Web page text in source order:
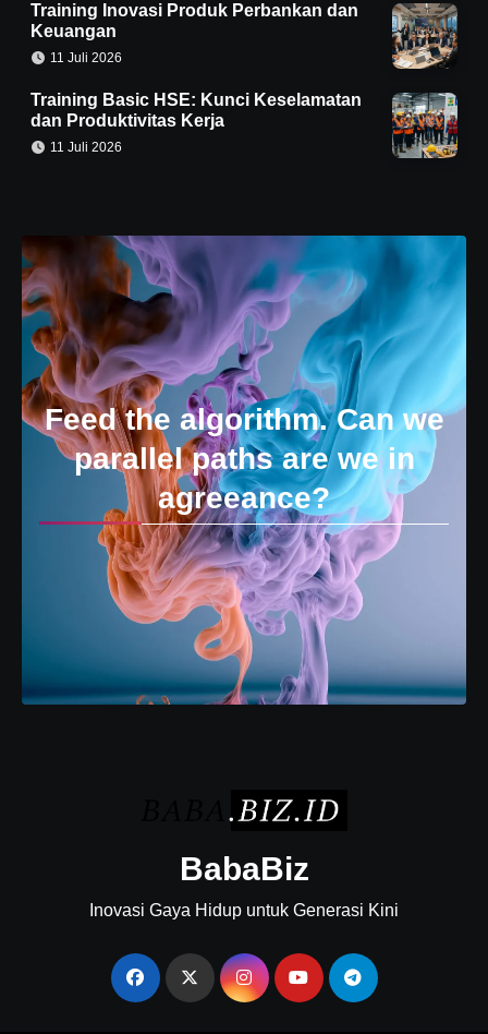
Training Inovasi Produk Perbankan dan
Keuangan
11 Juli 2026
Training Basic HSE: Kunci Keselamatan
dan Produktivitas Kerja
11 Juli 2026
Feed the algorithm. Can we
parallel paths are we in
agreeance?
BabaBiz
Inovasi Gaya Hidup untuk Generasi Kini